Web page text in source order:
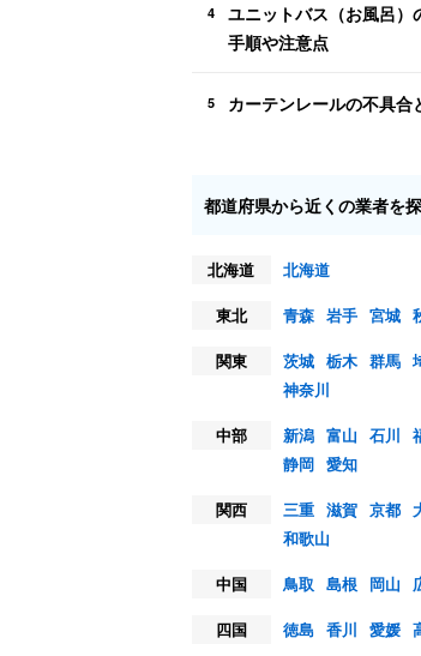
4
ユニットバス（お風呂）
手順や注意点
5 カーテンレールの不具合
都道府県から近くの業者を
北海道
北海道
東北
青森 岩手 宮城
関東
茨城 栃木 群馬
神奈川
中部
新潟 富山 石川
静岡 愛知
関西
三重 滋賀 京都
和歌山
中国
鳥取 島根 岡山
四国
徳島 香川 愛媛